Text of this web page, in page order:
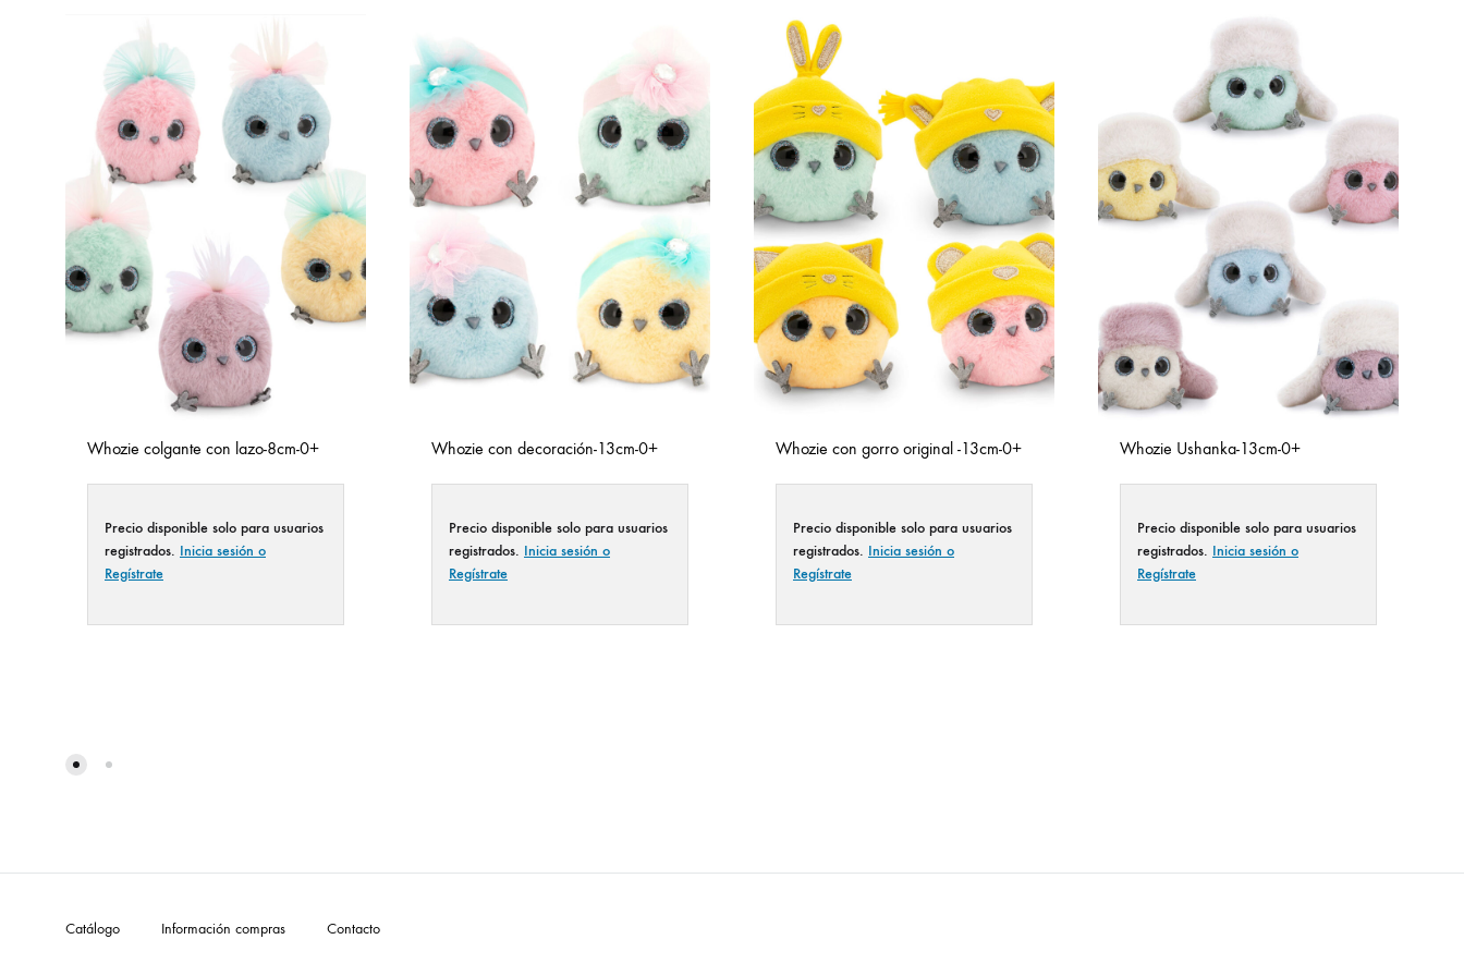
Whozie colgante con lazo-8cm-0+
Precio disponible solo para usuarios
registrados. Inicia sesión o
Regístrate
Whozie con decoración-13cm-0+
Precio disponible solo para usuarios
registrados. Inicia sesión o
Regístrate
Whozie con gorro original -13cm-0+
Precio disponible solo para usuarios
registrados. Inicia sesión o
Regístrate
Whozie Ushanka-13cm-0+
Precio disponible solo para usuarios
registrados. Inicia sesión o
Regístrate
Catálogo Información compras Contacto